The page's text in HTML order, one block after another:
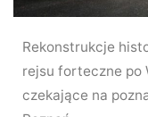
Rekonstrukcje
rejsu forteczne po
czekające na